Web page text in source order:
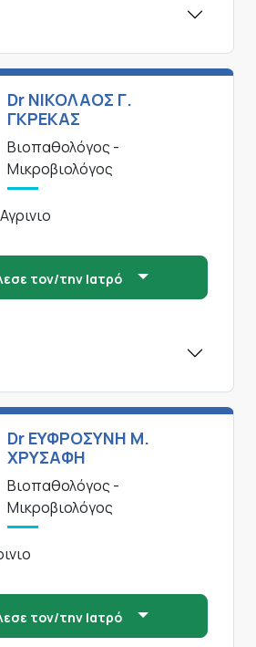
Dr ΝΙΚΟΛΑΟΣ Γ.
ΓΚΡΕΚΑΣ
Βιοπαθολόγος -
Μικροβιολόγος
τον/την Ιατρό
Dr ΕΥΦΡΟΣΥΝΗ Μ.
ΧΡΥΣΑΦΗ
Βιοπαθολόγος -
Μικροβιολόγος
τον/την Ιατρό